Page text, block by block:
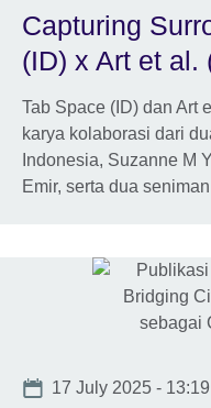
Capturing
(ID) x Art et al.
Tab Space (ID) dan Art
karya kolaborasi dari
Indonesia, Suzanne M
Emir, serta dua
Date
17 July 2025 - 13:19